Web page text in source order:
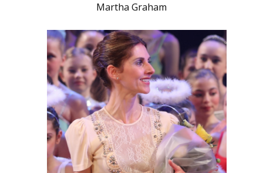
Martha Graham